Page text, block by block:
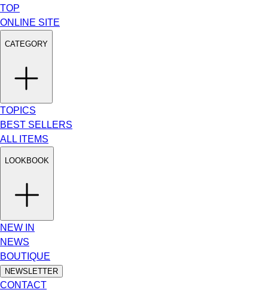
TOP
ONLINE SITE
CATEGORY
TOPICS
BEST SELLERS
ALL ITEMS
LOOKBOOK
NEW IN
NEWS
BOUTIQUE
NEWSLETTER
CONTACT